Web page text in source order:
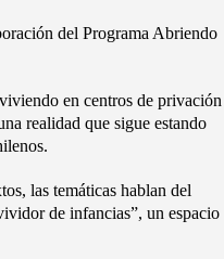
del Programa Abriendo
en centros de privación
realidad que sigue estando
las temáticas hablan del
de infancias”, un espacio